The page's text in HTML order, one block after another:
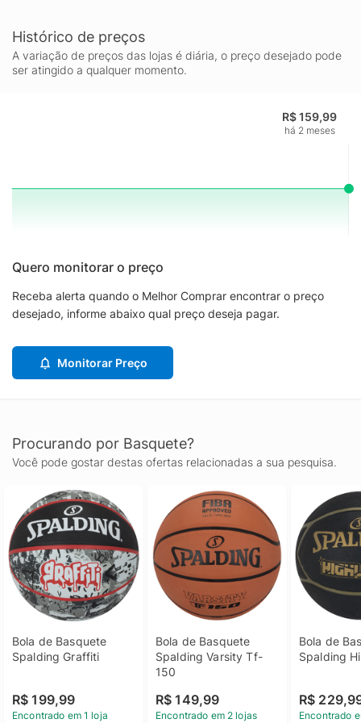
Histórico de preços
A variação de preços das lojas é diária, o preço desejado pode
ser atingido a qualquer momento.
R$ 159,99
há 2 meses
Quero monitorar o preço
Receba alerta quando o Melhor Comprar encontrar o preço
desejado, informe abaixo qual preço deseja pagar.
Monitorar Preço
Procurando por Basquete?
Você pode gostar destas ofertas relacionadas a sua pesquisa.
Bola de Basquete
Spalding Graffiti
R$ 199,99
Encontrado em 1 loja
Bola de Basquete
Spalding Varsity Tf-
150
R$ 149,99
Encontrado em 2 lojas
Bola de
Spalding
R$
Encontrado